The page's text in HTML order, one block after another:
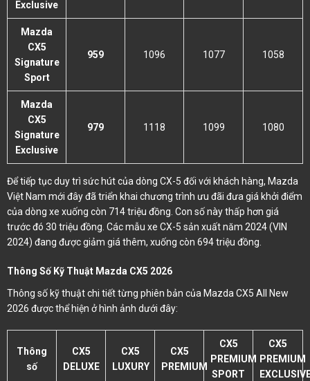
Exclusive
Mazda
CX5
Signature
Sport
959 1096 1077 1058
Mazda
CX5
Signature
Exclusive
979 1118 1099 1080
Để tiếp tục duy trì sức hút của dòng CX-5 đối với khách hàng, Mazda
Việt Nam mới đây đã triển khai chương trình ưu đãi đưa giá khởi điểm
của dòng xe xuống còn 714 triệu đồng. Con số này thấp hơn giá
trước đó 30 triệu đồng. Các mẫu xe CX-5 sản xuất năm 2024 (VIN
2024) đang được giảm giá thêm, xuống còn 694 triệu đồng.
Thông Số Kỹ Thuật Mazda CX5 2026
Thông số kỹ thuật chi tiết từng phiên bản của Mazda CX5 All New
2026 được thể hiện ở hình ảnh dưới đây:
Thông
số
CX5
DELUXE
CX5
LUXURY
CX5
PREMIUM
CX5
PREMIUM
SPORT
CX5
PREMIUM